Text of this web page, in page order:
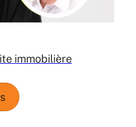
immobilière